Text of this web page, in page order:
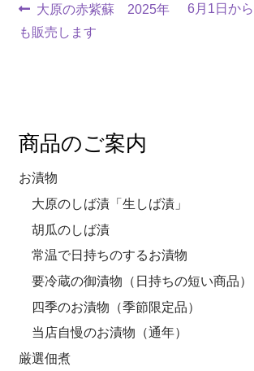
大原の赤紫蘇 2025年
も販売します
6月1日か
商品のご案内
お漬物
大原のしば漬「生しば漬」
胡瓜のしば漬
常温で日持ちのするお漬物
要冷蔵の御漬物（日持ちの短い商品）
四季のお漬物（季節限定品）
当店自慢のお漬物（通年）
厳選佃煮